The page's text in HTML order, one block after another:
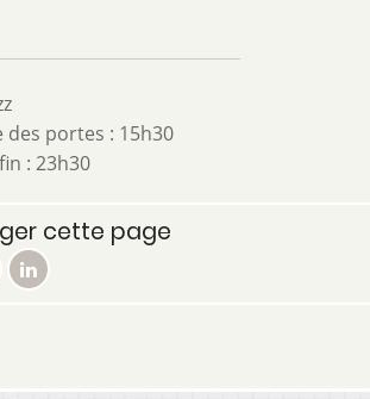
des portes : 15h30
: 23h30
cette page